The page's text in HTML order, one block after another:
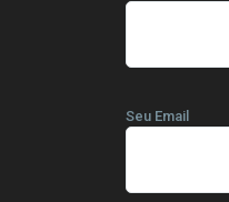
Seu Email